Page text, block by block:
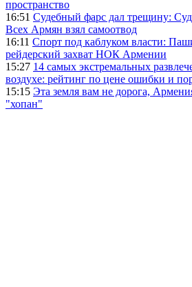
пространство
16:51 Судебный фарс дал трещину:
Всех Армян взял самоотвод
16:11 Спорт под каблуком власти:
рейдерский захват НОК Армении
15:27 14 самых экстремальных
воздухе: рейтинг по цене ошибки и
15:15 Эта земля вам не дорога,
"хопан"